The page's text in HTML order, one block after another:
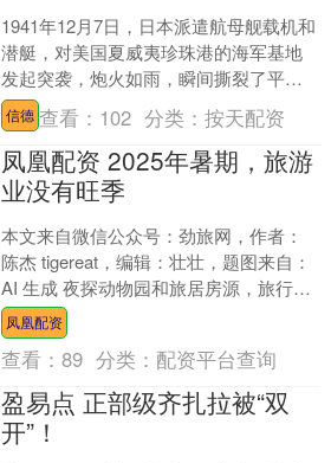
1941年12月7日，日本派遣航母舰载机和
潜艇，对美国夏威夷珍珠港的海军基地
发起突袭，炮火如雨，瞬间撕裂了平静
的港湾。这一袭击标志着太平洋战争的
全面爆发。美国总....
信德 查看： 102 分类：按天配资
凤凰配资 2025年暑期，旅游
业没有旺季
本文来自微信公众号：劲旅网，作者：
陈杰 tigereat，编辑：壮壮，题图来自：
AI 生成 夜探动物园和旅居房源，旅行社
试收咨询费提升服务价值。 眼瞅着 7
月....
凤凰配资
查看：89 分类： 配资平台查询
盈易点 正部级齐扎拉被“双
开”！